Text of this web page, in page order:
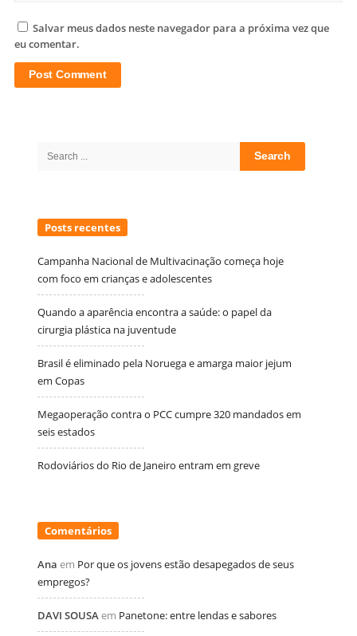
Salvar meus dados neste navegador para a próxima vez que
eu comentar.
Search
Posts recentes
Campanha Nacional de Multivacinação começa hoje
com foco em crianças e adolescentes
Quando a aparência encontra a saúde: o papel da
cirurgia plástica na juventude
Brasil é eliminado pela Noruega e amarga maior jejum
em Copas
Megaoperação contra o PCC cumpre 320 mandados em
seis estados
Rodoviários do Rio de Janeiro entram em greve
Comentários
Ana em Por que os jovens estão desapegados de seus
empregos?
DAVI SOUSAem Panetone: entre lendas e sabores